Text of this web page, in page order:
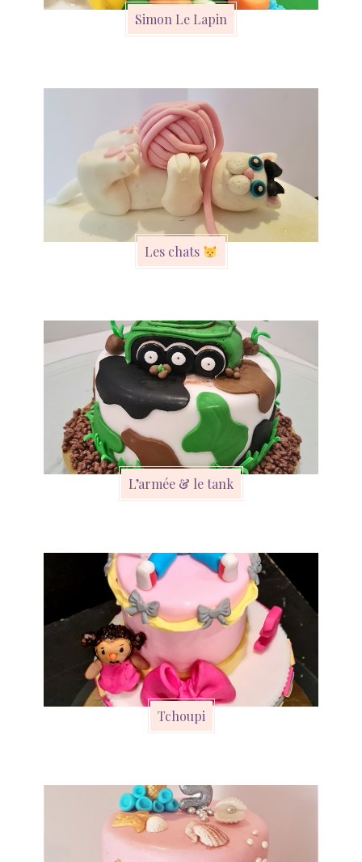
Simon Le Lapin
Les chats
L’armée & le tank
Tchoupi